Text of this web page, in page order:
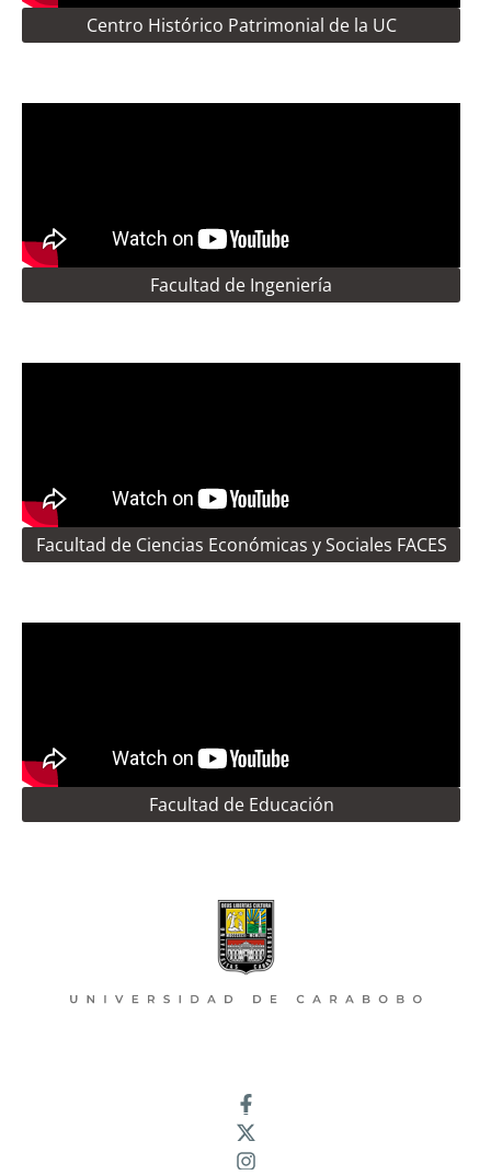
Centro Histórico Patrimonial de la UC
Facultad de Ingeniería
Facultad de Ciencias Económicas y Sociales FACES
Facultad de Educación